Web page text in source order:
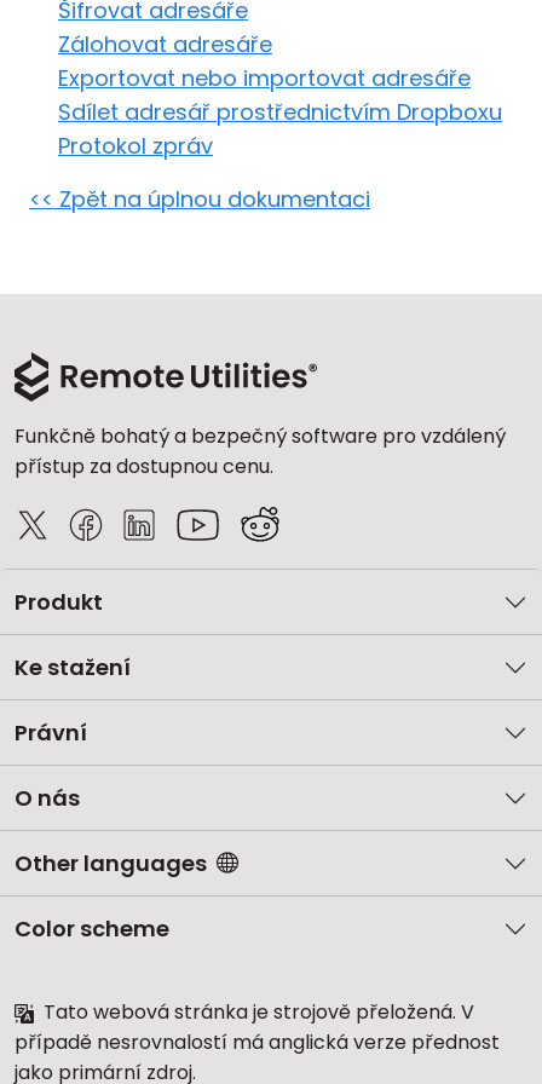
Šifrovat adresáře
Zálohovat adresáře
Exportovat nebo importovat adresáře
Sdílet adresář prostřednictvím Dropboxu
Protokol zpráv
<< Zpět na úplnou dokumentaci
Funkčně bohatý a bezpečný software pro vzdálený
přístup za dostupnou cenu.
Produkt
Ke stažení
Právní
O nás
Other languages
Color scheme
Tato webová stránka je strojově přeložená. V
případě nesrovnalostí má anglická verze přednost
jako primární zdroj.
Cloud a on-premise